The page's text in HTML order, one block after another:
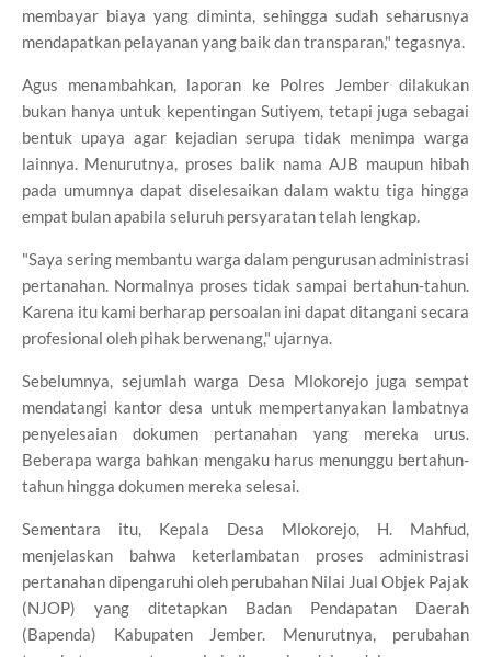
membayar biaya yang diminta, sehingga sudah seharusnya
mendapatkan pelayanan yang baik dan transparan," tegasnya.
Agus menambahkan, laporan ke Polres Jember dilakukan
bukan hanya untuk kepentingan Sutiyem, tetapi juga sebagai
bentuk upaya agar kejadian serupa tidak menimpa warga
lainnya. Menurutnya, proses balik nama AJB maupun hibah
pada umumnya dapat diselesaikan dalam waktu tiga hingga
empat bulan apabila seluruh persyaratan telah lengkap.
"Saya sering membantu warga dalam pengurusan administrasi
pertanahan. Normalnya proses tidak sampai bertahun-tahun.
Karena itu kami berharap persoalan ini dapat ditangani secara
profesional oleh pihak berwenang," ujarnya.
Sebelumnya, sejumlah warga Desa Mlokorejo juga sempat
mendatangi kantor desa untuk mempertanyakan lambatnya
penyelesaian dokumen pertanahan yang mereka urus.
Beberapa warga bahkan mengaku harus menunggu bertahun-
tahun hingga dokumen mereka selesai.
Sementara itu, Kepala Desa Mlokorejo, H. Mahfud,
menjelaskan bahwa keterlambatan proses administrasi
pertanahan dipengaruhi oleh perubahan Nilai Jual Objek Pajak
(NJOP) yang ditetapkan Badan Pendapatan Daerah
(Bapenda) Kabupaten Jember. Menurutnya, perubahan